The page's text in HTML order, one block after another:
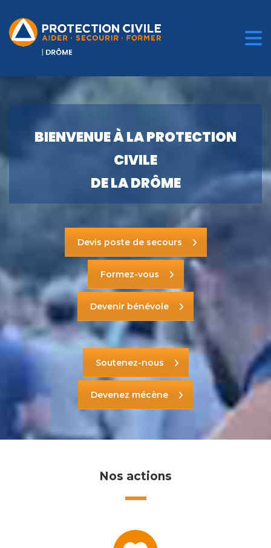
BIENVENUE À LA PROTECTION
CIVILE
DE LA DRÔME
Devis poste de secours
Formez-vous
Devenir bénévole
Soutenez-nous
Devenez mécène
Nos actions